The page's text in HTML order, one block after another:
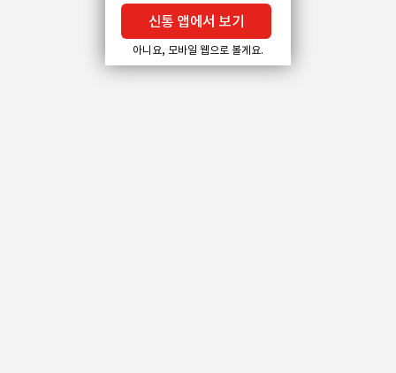
신통 앱에서 보기
아니요, 모바일 웹으로 볼게요.